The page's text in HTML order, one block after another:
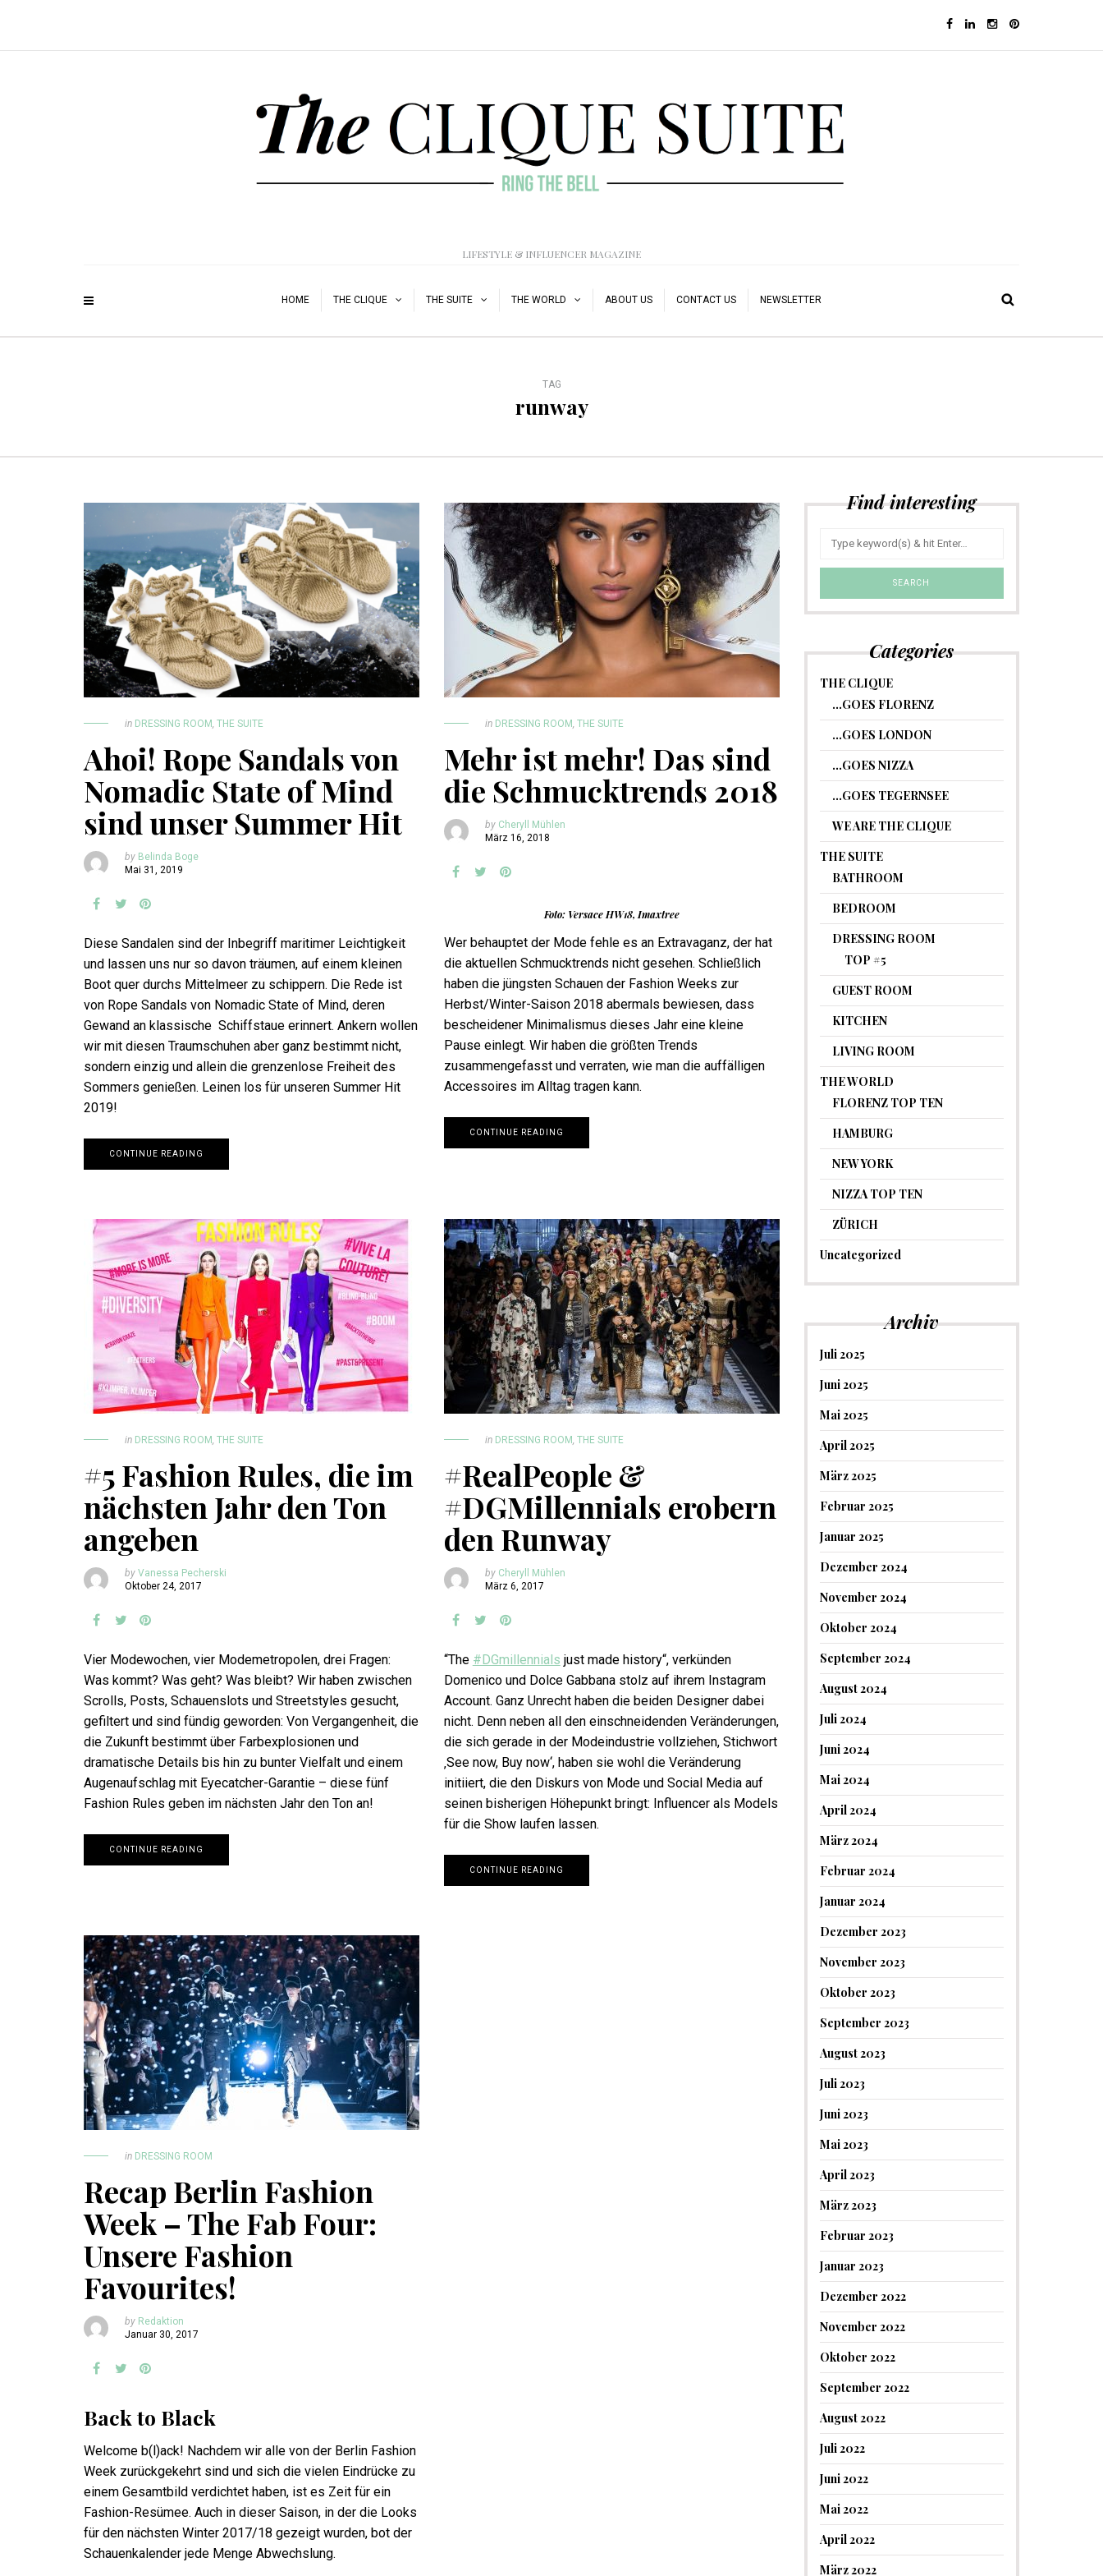
LIFESTYLE & INFLUENCER MAGAZINE
HOME THE CLIQUE THE SUITE THE WORLD ABOUT US CONTACT US NEWSLETTER
TAG
runway
in DRESSING ROOM, THE SUITE
Ahoi! Rope Sandals von
Nomadic State of Mind
sind unser Summer Hit
by Belinda Boge
Mai 31, 2019
Diese Sandalen sind der Inbegriff maritimer Leichtigkeit
und lassen uns nur so davon träumen, auf einem kleinen
Boot quer durchs Mittelmeer zu schippern. Die Rede ist
von Rope Sandals von Nomadic State of Mind, deren
Gewand an klassische Schiffstaue erinnert. Ankern wollen
wir mit diesen Traumschuhen aber ganz bestimmt nicht,
sondern einzig und allein die grenzenlose Freiheit des
Sommers genießen. Leinen los für unseren Summer Hit
2019!
CONTINUE READING
in DRESSING ROOM, THE SUITE
Mehr ist mehr! Das sind
die Schmucktrends 2018
by Cheryll Mühlen
März 16, 2018
Foto: Versace HW18, Imaxtree
Wer behauptet der Mode fehle es an Extravaganz, der hat
die aktuellen Schmucktrends nicht gesehen. Schließlich
haben die jüngsten Schauen der Fashion Weeks zur
Herbst/Winter-Saison 2018 abermals bewiesen, dass
bescheidener Minimalismus dieses Jahr eine kleine
Pause einlegt. Wir haben die größten Trends
zusammengefasst und verraten, wie man die auffälligen
Accessoires im Alltag tragen kann.
CONTINUE READING
in DRESSING ROOM THE SUITE
#5 Fashion Rules, die im
nächsten Jahr den Ton
angeben
by Vanessa Pecherski
Oktober 24, 2017
Vier Modewochen, vier Modemetropolen, drei Fragen:
Was kommt? Was geht? Was bleibt? Wir haben zwischen
Scrolls, Posts, Schauenslots und Streetstyles gesucht,
gefiltert und sind fündig geworden: Von Vergangenheit, die
die Zukunft bestimmt über Farbexplosionen und
dramatische Details bis hin zu bunter Vielfalt und einem
Augenaufschlag mit Eyecatcher-Garantie – diese fünf
Fashion Rules geben im nächsten Jahr den Ton an!
CONTINUE READING
in DRESSING ROOM THE SUITE
#RealPeople &
#DGMillennials erobern
den Runway
by Cheryll Mühlen
März 6, 2017
“The #DGmillennials just made history“, verkünden
Domenico und Dolce Gabbana stolz auf ihrem Instagram
Account. Ganz Unrecht haben die beiden Designer dabei
nicht. Denn neben all den einschneidenden Veränderungen,
die sich gerade in der Modeindustrie vollziehen, Stichwort
‚See now, Buy now‘, haben sie wohl die Veränderung
initiiert, die den Diskurs von Mode und Social Media auf
seinen bisherigen Höhepunkt bringt: Influencer als Models
für die Show laufen lassen.
CONTINUE READING
in DRESSING ROOM
Recap Berlin Fashion
Week – The Fab Four:
Unsere Fashion
Favourites!
by Redaktion
Januar 30, 2017
Back to Black
Welcome b(l)ack! Nachdem wir alle von der Berlin Fashion
Week zurückgekehrt sind und sich die vielen Eindrücke zu
einem Gesamtbild verdichtet haben, ist es Zeit für ein
Fashion-Resümee. Auch in dieser Saison, in der die Looks
für den nächsten Winter 2017/18 gezeigt wurden, bot der
Schauenkalender jede Menge Abwechslung.
Find interesting
Categories
THE CLIQUE
…GOES FLORENZ
…GOES LONDON
…GOES NIZZA
…GOES TEGERNSEE
WE ARE THE CLIQUE
THE SUITE
BATHROOM
BEDROOM
DRESSING ROOM
TOP #5
GUEST ROOM
KITCHEN
LIVING ROOM
THE WORLD
FLORENZ TOP TEN
HAMBURG
NEW YORK
NIZZA TOP TEN
ZÜRICH
Uncategorized
Archiv
Juli 2025
Juni 2025
Mai 2025
April 2025
März 2025
Februar 2025
Januar 2025
Dezember 2024
November 2024
Oktober 2024
September 2024
August 2024
Juli 2024
Juni 2024
Mai 2024
April 2024
März 2024
Februar 2024
Januar 2024
Dezember 2023
November 2023
Oktober 2023
September 2023
August 2023
Juli 2023
Juni 2023
Mai 2023
April 2023
März 2023
Februar 2023
Januar 2023
Dezember 2022
November 2022
Oktober 2022
September 2022
August 2022
Juli 2022
Juni 2022
Mai 2022
April 2022
März 2022